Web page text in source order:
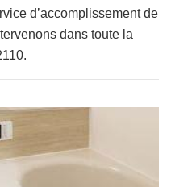
d’accomplissement de
dans toute la